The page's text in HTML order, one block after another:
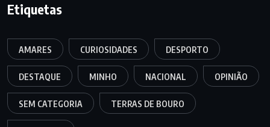
Etiquetas
AMARES CURIOSIDADES DESPORTO
DESTAQUE MINHO NACIONAL OPINIÃO
SEM CATEGORIA TERRAS DE BOURO